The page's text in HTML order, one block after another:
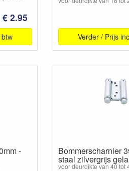
€ 2.95
Verder / Prijs
- Bommerscharnier
staal zilvergrijs
voor deurdikte van 40 tot